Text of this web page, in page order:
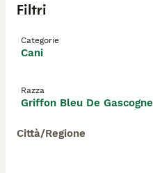
Filtri
Categorie
Cani
Razza
Griffon Bleu De Gascogne
Città/Regione